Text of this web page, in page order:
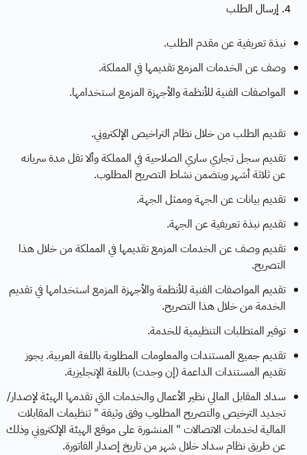
4. إرسال الطلب
نبذة تعريفية عن مقدم الطلب.
وصف عن الخدمات المزمع تقديمها في المملكة.
المواصفات الفنية للأنظمة والأجهزة المزمع استخدامها.
تقديم الطلب من خلال نظام التراخيص الإلكتروني.
تقديم سجل تجاري ساري الصلاحية في المملكة وألا تقل مدة سريانه
عن ثلاثة أشهر ويتضمن نشاط التصريح المطلوب.
تقديم بيانات عن الجهة وممثل الجهة.
تقديم نبذة تعريفية عن الجهة.
تقديم وصف عن الخدمات المزمع تقديمها في المملكة من خلال هذا
التصريح.
تقديم المواصفات الفنية للأنظمة والأجهزة المزمع استخدامها في تقديم
الخدمة من خلال هذا التصريح.
توفير المتطلبات التنظيمية للخدمة.
تقديم جميع المستندات والمعلومات المطلوبة باللغة العربية. يجوز
تقديم المستندات الداعمة (إن وجدت) باللغة الإنجليزية.
سداد المقابل المالي نظير الأعمال والخدمات التي تقدمها الهيئة لإصدار/
تجديد الترخيص والتصريح المطلوب وفق وثيقة " تنظيمات المقابلات
المالية لخدمات الاتصالات " المنشورة على موقع الهيئة الإلكتروني وذلك
عن طريق نظام سداد خلال شهر من تاريخ إصدار الفاتورة.